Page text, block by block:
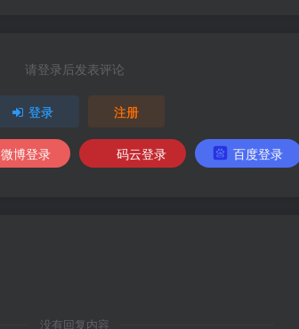
请登录后发表评论
登录 注册
微博登录 码云登录 百度登录
没有回复内容